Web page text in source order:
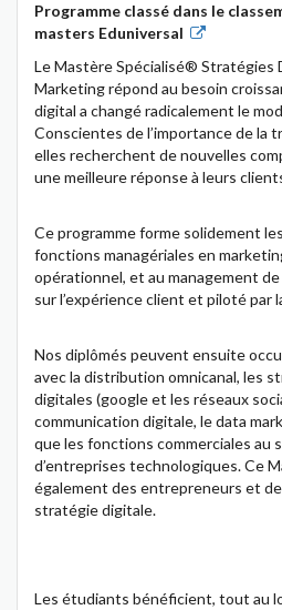
Programme classé dans le
masters Eduniversal
Le Mastère Spécialisé® Stratégies
Marketing répond au besoin
digital a changé radicalement le
Conscientes de l’importance de la
elles recherchent de nouvelles
une meilleure réponse à leurs
Ce programme forme solidement
fonctions managériales en
opérationnel, et au management
sur l’expérience client et piloté par
Nos diplômés peuvent ensuite
avec la distribution omnicanal, les
digitales (google et les réseaux
communication digitale, le data
que les fonctions commerciales au
d’entreprises technologiques. Ce
également des entrepreneurs et
stratégie digitale.
Les étudiants bénéficient, tout au